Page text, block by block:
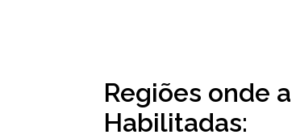
Regiões onde
Habilitadas: